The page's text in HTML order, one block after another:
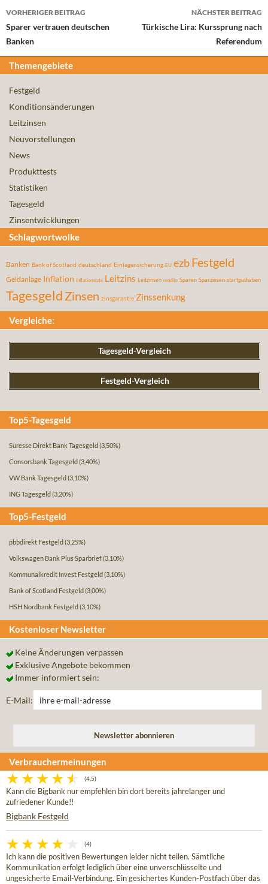
Beitrags-
Navigation
VORHERIGER BEITRAG
Sparer vertrauen deutschen
Banken
NÄCHSTER BEITRAG
Türkische Lira: Kurssprung nach
Referendum
Themengebiete
Festgeld
Konditionsänderungen
Leitzinsen
Neuvorstellungen
News
Produkttests
Statistiken
Tagesgeld
Zinsentwicklungen
Schlagwortwolke
Banken Bank of Scotland deutschland Einlagensicherung EU ezbFestgeld
Geldanlage Inflation inflationsrate Leitzins Leitzinsen rendite Sparen Sparzinsen startguthaben
Tagesgeld Zinsen zinsgarantie Zinssenkung
Vergleiche:
Tagesgeld-Vergleich
Festgeld-Vergleich
Top5-Tagesgeld
Suresse Direkt Bank Tagesgeld (3,50%)
Consorsbank Tagesgeld (3,40%)
VW Bank Tagesgeld (3,10%)
ING Tagesgeld (3,20%)
Top5-Festgeld
pbbdirekt Festgeld (3,25%)
Volkswagen Bank Plus Sparbrief(3,10%)
Kommunalkredit Invest Festgeld (3,10%)
Bank of Scotland Festgeld (3,00%)
HSH Nordbank Festgeld (3,10%)
Kostenloser Newsletter
Keine Änderungen verpassen
Exklusive Angebote bekommen
Immer informiert sein:
E-Mail:
Verbrauchermeinungen
(4,5)
Kann die Bigbank nur empfehlen bin dort bereits jahrelanger und
zufriedener Kunde!!
Bigbank Festgeld
(4)
Ich kann die positiven Bewertungen leider nicht teilen. Sämtliche
Kommunikation erfolgt lediglich über eine unverschlüsselte und
ungesicherte Email-Verbindung. Ein gesichertes Kunden-Postfach über das